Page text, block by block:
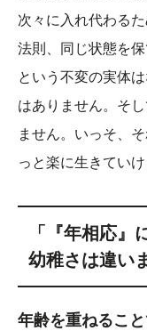
次々に入れ代わる
法則、同じ状態を
という不変の実体
はありません。そ
ません。いっそ、
っと楽に生きていけ
「『年相応
幼稚さは違い
年齢を重ねるこ